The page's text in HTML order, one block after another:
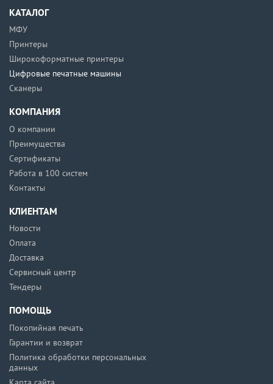
КАТАЛОГ
МФУ
Принтеры
Широкоформатные принтеры
Цифровые печатные машины
Сканеры
КОМПАНИЯ
О компании
Преимущества
Сертификаты
Работа в 100 систем
Контакты
КЛИЕНТАМ
Новости
Оплата
Доставка
Сервисный центр
Тендеры
ПОМОЩЬ
Покопийная печать
Гарантии и возврат
Политика обработки персональных
данных